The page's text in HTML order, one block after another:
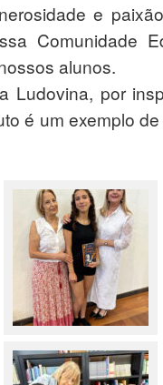
e
Comunidade
alunos.
Ludovina, por
é um exemplo